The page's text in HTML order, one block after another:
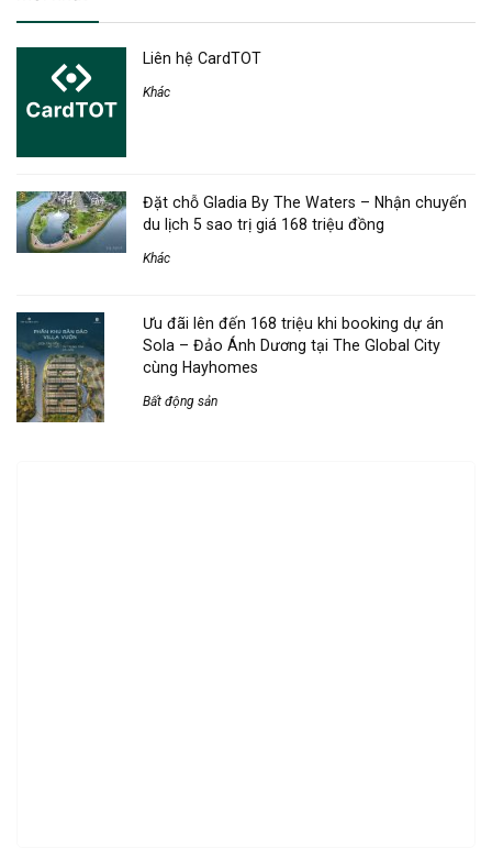
Liên hệ CardTOT
Khác
Đặt chỗ Gladia By The Waters – Nhận chuyến
du lịch 5 sao trị giá 168 triệu đồng
Khác
Ưu đãi lên đến 168 triệu khi booking dự án
Sola – Đảo Ánh Dương tại The Global City
cùng Hayhomes
Bất động sản